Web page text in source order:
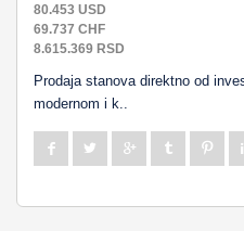
80.453 USD
69.737 CHF
8.615.369 RSD
Prodaja stanova direktno od
modernom i k..